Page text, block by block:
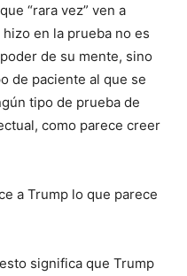
“rara vez” ven a
en la prueba no es
de su mente, sino
de paciente al que se
tipo de prueba de
como parece creer
a Trump lo que parece
significa que Trump